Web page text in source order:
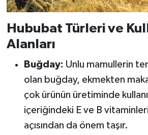
Hububat Türleri ve
Alanları
Buğday: Unlu mamullerin
olan buğday, ekmekten
çok ürünün üretiminde
içeriğindeki E ve B
açısından da önem taşır.